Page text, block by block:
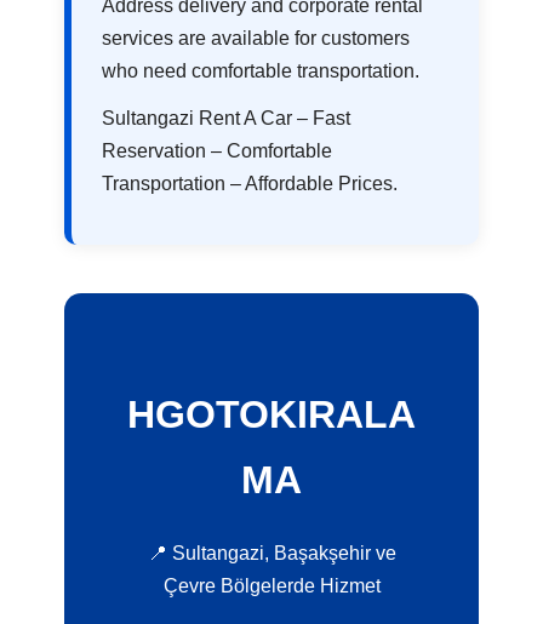
Address delivery and corporate rental
services are available for customers
who need comfortable transportation.
Sultangazi Rent A Car – Fast
Reservation – Comfortable
Transportation – Affordable Prices.
HGOTOKIRALA
MA
📍 Sultangazi, Başakşehir ve
Çevre Bölgelerde Hizmet